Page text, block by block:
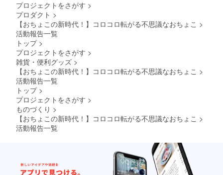
プロジェクトをさがす >
プロダクト >
【おちょこの新時代！】コロコロ転がる不思議なおちょこ >
活動報告一覧
トップ >
プロジェクトをさがす >
雑貨・便利グッズ >
【おちょこの新時代！】コロコロ転がる不思議なおちょこ >
活動報告一覧
トップ >
プロジェクトをさがす >
ものづくり >
【おちょこの新時代！】コロコロ転がる不思議なおちょこ >
活動報告一覧